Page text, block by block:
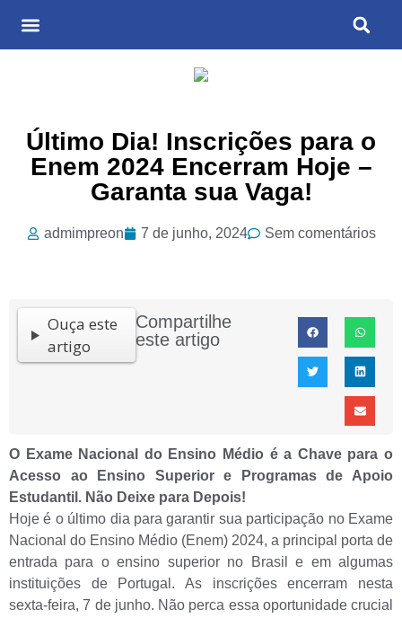
Último Dia! Inscrições para o
Enem 2024 Encerram Hoje –
Garanta sua Vaga!
admimpreon 7 de junho, 2024 Sem comentários
Ouça este
artigo
Compartilhe
este artigo
O Exame Nacional do Ensino Médio é a Chave para o
Acesso ao Ensino Superior e Programas de Apoio
Estudantil. Não Deixe para Depois!
Hoje é o último dia para garantir sua participação no Exame
Nacional do Ensino Médio (Enem) 2024, a principal porta de
entrada para o ensino superior no Brasil e em algumas
instituições de Portugal. As inscrições encerram nesta
sexta-feira, 7 de junho. Não perca essa oportunidade crucial